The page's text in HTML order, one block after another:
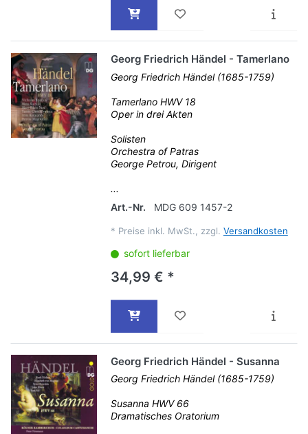
Georg Friedrich Händel - Tamerlano
Georg Friedrich Händel (1685-1759)
Tamerlano HWV 18
Oper in drei Akten
Solisten
Orchestra of Patras
George Petrou, Dirigent
...
Art.-Nr.
MDG 609 1457-2
* Preise inkl. MwSt., zzgl. Versandkosten
sofort lieferbar
34,99 € *
Georg Friedrich Händel - Susanna
Georg Friedrich Händel (1685-1759)
Susanna HWV 66
Dramatisches Oratorium